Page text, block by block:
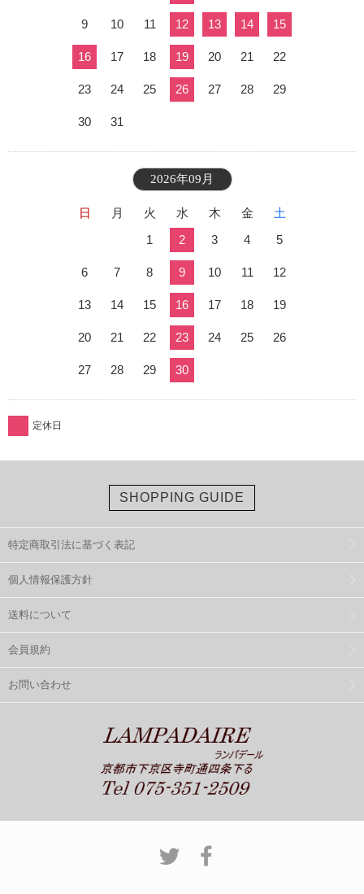
9 10 11 12 13 14 15
16 17 18 19 20 21 22
23 24 25 26 27 28 29
30 31
2026年09月
日 月 火 水 木 金
土
1
2 3 4 5
6 7 8 9 10 11 12
13 14 15 16 17 18 19
20 21 22 23 24 25 26
27 28 29 30
定休日
SHOPPING GUIDE
特定商取引法に基づく表記
個人情報保護方針
送料について
会員規約
お問い合わせ